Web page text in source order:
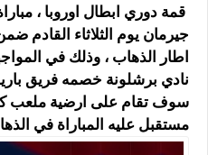
قمة دوري ابطال اوروبا ،
اطار الذهاب ، وذلك في
نادي برشلونة خصمه فريق
سوف تقام على ارضية ملعب
مستقبل عليه المباراة في